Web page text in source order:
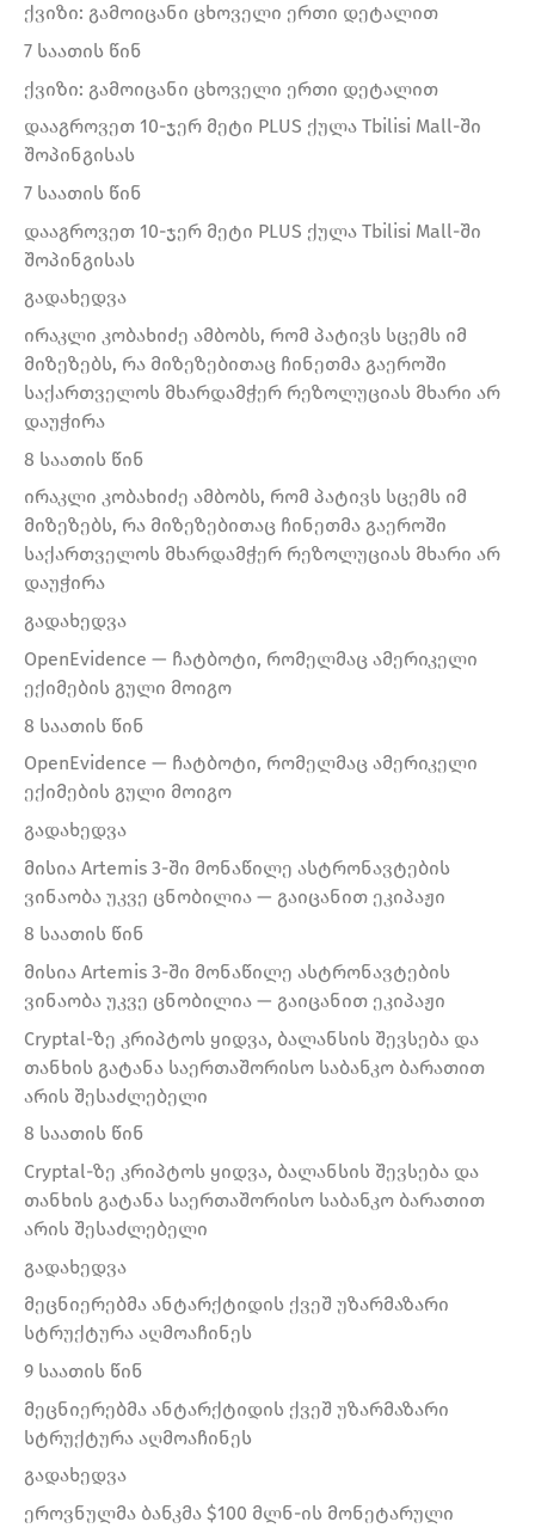
ქვიზი: გამოიცანი ცხოველი ერთი დეტალით
7 საათის წინ
ქვიზი: გამოიცანი ცხოველი ერთი დეტალით
დააგროვეთ 10-ჯერ მეტი PLUS ქულა Tbilisi Mall-ში
შოპინგისას
7 საათის წინ
დააგროვეთ 10-ჯერ მეტი PLUS ქულა Tbilisi Mall-ში
შოპინგისას
გადახედვა
ირაკლი კობახიძე ამბობს, რომ პატივს სცემს იმ
მიზეზებს, რა მიზეზებითაც ჩინეთმა გაეროში
საქართველოს მხარდამჭერ რეზოლუციას მხარი არ
დაუჭირა
8 საათის წინ
ირაკლი კობახიძე ამბობს, რომ პატივს სცემს იმ
მიზეზებს, რა მიზეზებითაც ჩინეთმა გაეროში
საქართველოს მხარდამჭერ რეზოლუციას მხარი არ
დაუჭირა
გადახედვა
OpenEvidence — ჩატბოტი, რომელმაც ამერიკელი
ექიმების გული მოიგო
8 საათის წინ
OpenEvidence — ჩატბოტი, რომელმაც ამერიკელი
ექიმების გული მოიგო
გადახედვა
მისია Artemis 3-ში მონაწილე ასტრონავტების
ვინაობა უკვე ცნობილია — გაიცანით ეკიპაჟი
8 საათის წინ
მისია Artemis 3-ში მონაწილე ასტრონავტების
ვინაობა უკვე ცნობილია — გაიცანით ეკიპაჟი
Cryptal-ზე კრიპტოს ყიდვა, ბალანსის შევსება და
თანხის გატანა საერთაშორისო საბანკო ბარათით
არის შესაძლებელი
8 საათის წინ
Cryptal-ზე კრიპტოს ყიდვა, ბალანსის შევსება და
თანხის გატანა საერთაშორისო საბანკო ბარათით
არის შესაძლებელი
გადახედვა
მეცნიერებმა ანტარქტიდის ქვეშ უზარმაზარი
სტრუქტურა აღმოაჩინეს
9 საათის წინ
მეცნიერებმა ანტარქტიდის ქვეშ უზარმაზარი
სტრუქტურა აღმოაჩინეს
გადახედვა
ეროვნულმა ბანკმა $100 მლნ-ის მონეტარული